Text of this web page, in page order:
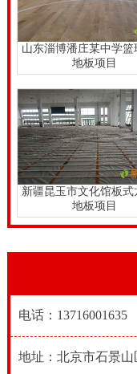
山东淄博潘庄某中学篮
地板项目
新疆昆玉市文化馆板式
地板项目
电话：13716001635
地址：北京市石景